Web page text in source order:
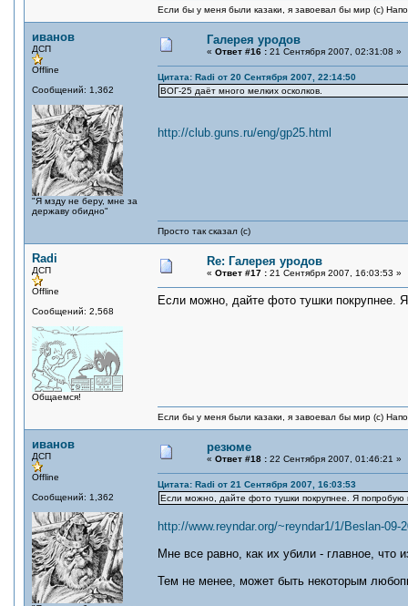
Если бы у меня были казаки, я завоевал бы мир (с)
иванов
ДСП
Offline
Сообщений: 1,362
"Я мзду не беру, мне за
державу обидно"
Галерея уродов
« Ответ #16 : 21 Сентября 2007, 02:31:08 »
Цитата: Radi от 20 Сентября 2007, 22:14:50
ВОГ-25 даёт много мелких осколков.
http://club.guns.ru/eng/gp25.html
Просто так сказал (с)
Radi
ДСП
Offline
Сообщений: 2,568
Общаемся!
Re: Галерея уродов
« Ответ #17 : 21 Сентября 2007, 16:03:53 »
Если можно, дайте фото тушки покрупнее.
Если бы у меня были казаки, я завоевал бы мир (с)
иванов
ДСП
Offline
Сообщений: 1,362
резюме
« Ответ #18 : 22 Сентября 2007, 01:46:21 »
Цитата: Radi от 21 Сентября 2007, 16:03:53
Если можно, дайте фото тушки покрупнее. Я попробую
http://www.reyndar.org/~reyndar1/1/Beslan-09-
Мне все равно, как их убили - главное, что
Тем не менее, может быть некоторым